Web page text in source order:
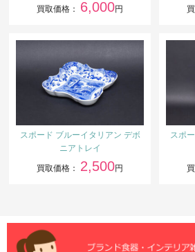
買取価格： 6,000円
スポード ブルーイタリアン デボ
ニアトレイ
買取価格： 2,500円
スポ